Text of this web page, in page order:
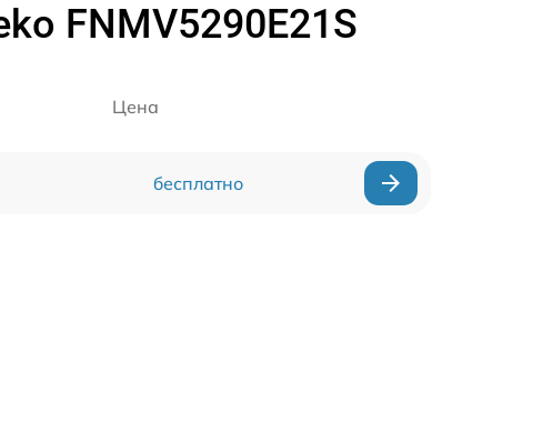
FNMV5290E21S
Цена
бесплатно